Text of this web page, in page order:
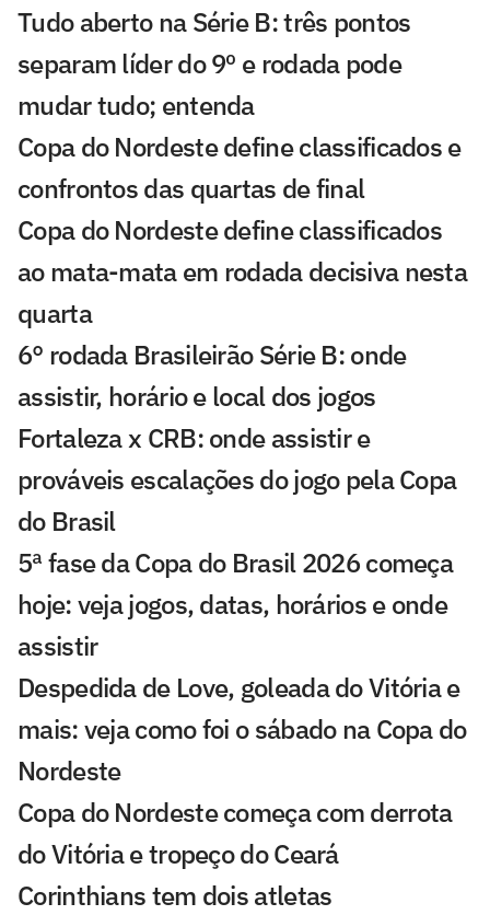
Tudo aberto na Série B: três pontos
separam líder do 9º e rodada pode
mudar tudo; entenda
Copa do Nordeste define classificados e
confrontos das quartas de final
Copa do Nordeste define classificados
ao mata-mata em rodada decisiva nesta
quarta
6° rodada Brasileirão Série B: onde
assistir, horário e local dos jogos
Fortaleza x CRB: onde assistir e
prováveis escalações do jogo pela Copa
do Brasil
5ª fase da Copa do Brasil 2026 começa
hoje: veja jogos, datas, horários e onde
assistir
Despedida de Love, goleada do Vitória e
mais: veja como foi o sábado na Copa do
Nordeste
Copa do Nordeste começa com derrota
do Vitória e tropeço do Ceará
Corinthians tem dois atletas